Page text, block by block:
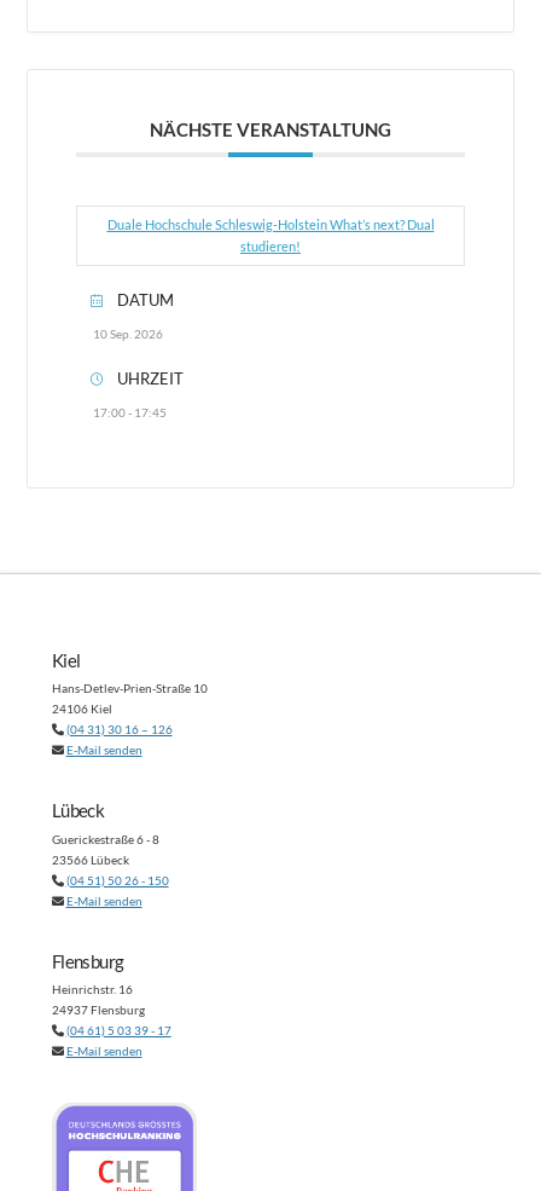
NÄCHSTE VERANSTALTUNG
Duale Hochschule Schleswig-Holstein What’s next? Dual
studieren!
DATUM
10 Sep. 2026
UHRZEIT
17:00 - 17:45
Kiel
Hans-Detlev-Prien-Straße 10
24106 Kiel
(04 31) 30 16 – 126
E-Mail senden
Lübeck
Guerickestraße 6 - 8
23566 Lübeck
(04 51) 50 26 - 150
E-Mail senden
Flensburg
Heinrichstr. 16
24937 Flensburg
(04 61) 5 03 39 - 17
E-Mail senden